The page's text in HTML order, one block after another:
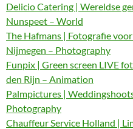
Delicio Catering | Wereldse
Nunspeet – World
The Hafmans | Fotografie
Nijmegen – Photography
Funpix | Green screen LIVE
den Rijn – Animation
Palmpictures |
Photography
Chauffeur Service Holland |